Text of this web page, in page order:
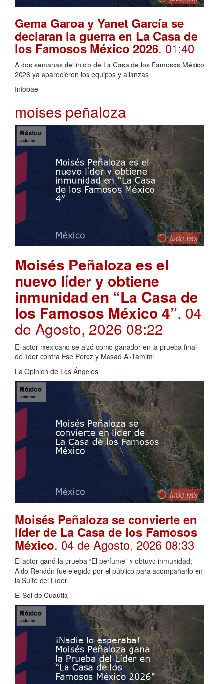
Gema Garoa y Yanet García se
declaran la guerra en La Casa de
los Famosos México 2026. 01:40
A dos semanas del inicio de La Casa de los Famosos México
2026 ya aparecieron los equipos y alianzas
Infobae
moises peñaloza
Moisés Peñaloza es el
nuevo líder y obtiene
inmunidad en “La Casa de
los Famosos México 4”. 04
de Agosto, 2026 08:22
El actor mexicano se alzó como ganador en la prueba final
de líder contra Ese Pérez y Masad Al-Tamimi
La Opinión de Los Ángeles
Moisés Peñaloza se convierte en
líder de La Casa de los Famosos
México. 04 de Agosto, 2026 08:33
El actor ganó la prueba “El perfume” y obtuvo inmunidad;
Aldo Rendón fue elegido por el público para acompañarlo en
la Suite del Líder
El Sol de Cuautla